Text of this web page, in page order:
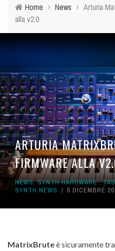
Home › News › Arturia
alla v2.0
ARTURIA
FIRMWARE ALLA
NEWS,SYNTH HARDWARE ,
SYNTH NEWS
5 DICEMBRE
MatrixBruteè sicuramente